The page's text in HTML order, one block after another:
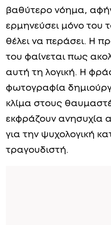
βαθύτερο νόημα,
ερμηνεύσει μόνο του
θέλει να περάσει. Η
του φαίνεται πως
αυτή τη λογική. Η
φωτογραφία
κλίμα στους
εκφράζουν ανησυχία
για την ψυχολογική
τραγουδιστή.